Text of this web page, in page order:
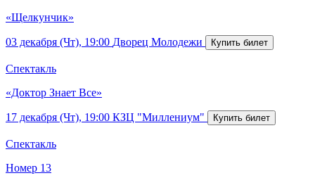
«Щелкунчик»
03 декабря (Чт), 19:00 Дворец Молодежи
Спектакль
«Доктор Знает Все»
17 декабря (Чт), 19:00 КЗЦ "Миллениум"
Спектакль
Номер 13